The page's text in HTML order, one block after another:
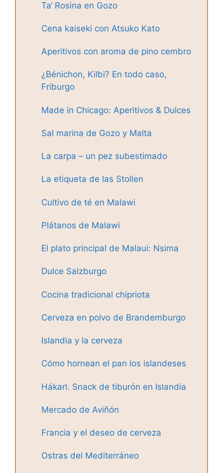
Ta‘ Rosina en Gozo
Cena kaiseki con Atsuko Kato
Aperitivos con aroma de pino cembro
¿Bénichon, Kilbi? En todo caso,
Friburgo
Made in Chicago: Aperitivos & Dulces
Sal marina de Gozo y Malta
La carpa – un pez subestimado
La etiqueta de las Stollen
Cultivo de té en Malawi
Plátanos de Malawi
El plato principal de Malaui: Nsima
Dulce Salzburgo
Cocina tradicional chipriota
Cerveza en polvo de Brandemburgo
Islandia y la cerveza
Cómo hornean el pan los islandeses
Hákarl. Snack de tiburón en Islandia
Mercado de Aviñón
Francia y el deseo de cerveza
Ostras del Mediterráneo